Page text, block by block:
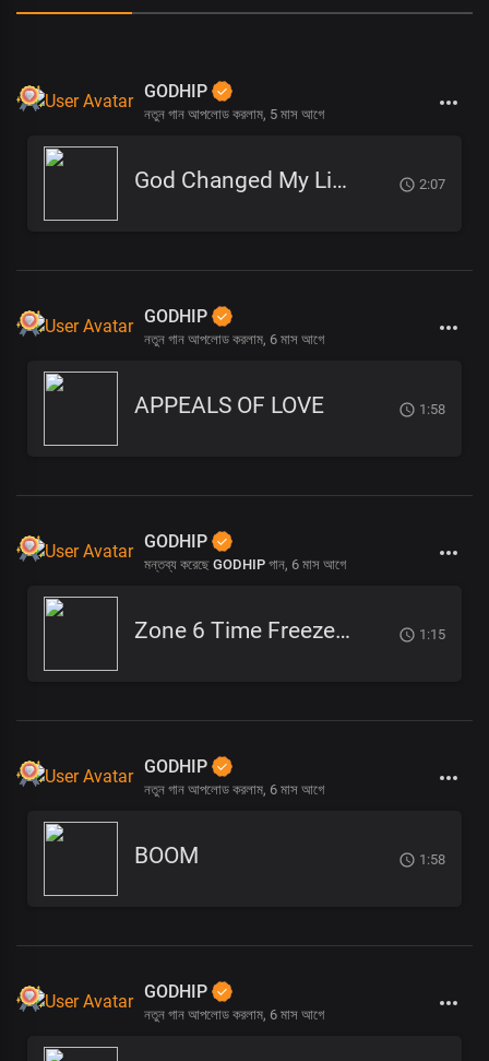
GODHIP
নতুন গান আপলোড করলাম, 5 মাস আগে
God Changed My Life 2:07
GODHIP
নতুন গান আপলোড করলাম, 6 মাস আগে
APPEALS OF LOVE 1:58
GODHIP
মন্তব্য করেছে GODHIP গান, 6 মাস আগে
Zone 6 Time Freeze (2) 1:15
GODHIP
নতুন গান আপলোড করলাম, 6 মাস আগে
BOOM 1:58
GODHIP
নতুন গান আপলোড করলাম, 6 মাস আগে